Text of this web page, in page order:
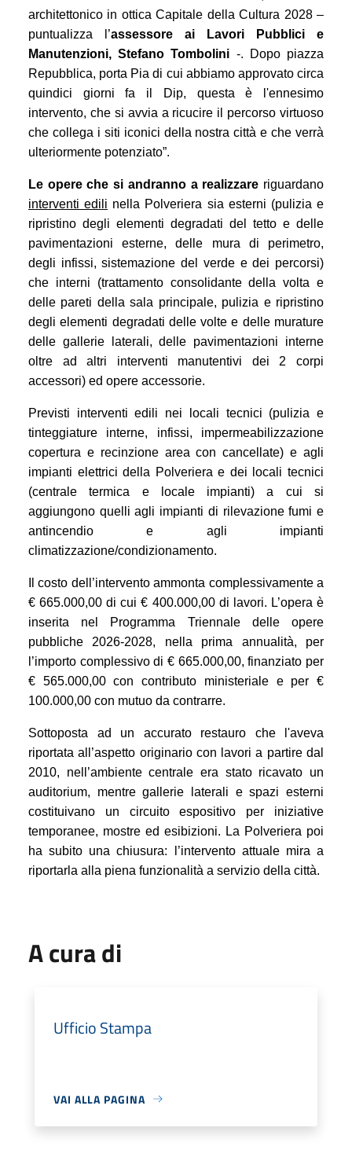
architettonico in ottica Capitale della Cultura 2028 –
puntualizza l’assessore ai Lavori Pubblici e
Manutenzioni, Stefano Tombolini -. Dopo piazza
Repubblica, porta Pia di cui abbiamo approvato circa
quindici giorni fa il Dip, questa è l'ennesimo
intervento, che si avvia a ricucire il percorso virtuoso
che collega i siti iconici della nostra città e che verrà
ulteriormente potenziato”.
Le opere che si andranno a realizzare riguardano
interventi edili nella Polveriera sia esterni (pulizia e
ripristino degli elementi degradati del tetto e delle
pavimentazioni esterne, delle mura di perimetro,
degli infissi, sistemazione del verde e dei percorsi)
che interni (trattamento consolidante della volta e
delle pareti della sala principale, pulizia e ripristino
degli elementi degradati delle volte e delle murature
delle gallerie laterali, delle pavimentazioni interne
oltre ad altri interventi manutentivi dei 2 corpi
accessori) ed opere accessorie.
Previsti interventi edili nei locali tecnici (pulizia e
tinteggiature interne, infissi, impermeabilizzazione
copertura e recinzione area con cancellate) e agli
impianti elettrici della Polveriera e dei locali tecnici
(centrale termica e locale impianti) a cui si
aggiungono quelli agli impianti di rilevazione fumi e
antincendio e agli impianti
climatizzazione/condizionamento.
Il costo dell’intervento ammonta complessivamente a
€ 665.000,00 di cui € 400.000,00 di lavori. L’opera è
inserita nel Programma Triennale delle opere
pubbliche 2026-2028, nella prima annualità, per
l’importo complessivo di € 665.000,00, finanziato per
€ 565.000,00 con contributo ministeriale e per €
100.000,00 con mutuo da contrarre.
Sottoposta ad un accurato restauro che l'aveva
riportata all’aspetto originario con lavori a partire dal
2010, nell’ambiente centrale era stato ricavato un
auditorium, mentre gallerie laterali e spazi esterni
costituivano un circuito espositivo per iniziative
temporanee, mostre ed esibizioni. La Polveriera poi
ha subito una chiusura: l’intervento attuale mira a
riportarla alla piena funzionalità a servizio della città.
A cura di
Ufficio Stampa
VAI ALLA PAGINA